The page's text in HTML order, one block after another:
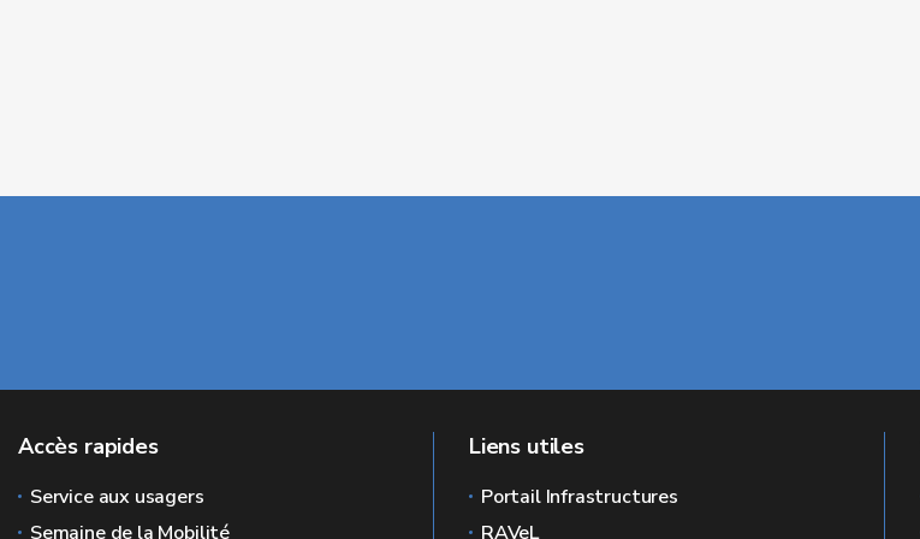
Accès rapides
Service aux usagers
Semaine de la Mobilité
Liens utiles
Portail Infrastructures
RAVeL